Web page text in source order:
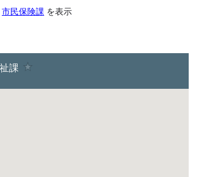
市民保険課 を表示